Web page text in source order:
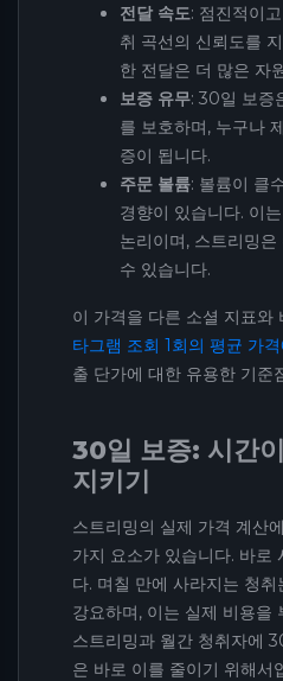
전달 속도: 점진적이
취 곡선의 신뢰도를
한 전달은 더 많은 자
보증 유무: 30일 보증
를 보호하며, 누구나
증이 됩니다.
주문 볼륨: 볼륨이 클
경향이 있습니다. 이
논리이며, 스트리밍
수 있습니다.
이 가격을 다른 소셜 지표와
타그램 조회 1회의 평균 가
출 단가에 대한 유용한 기준
30일 보증: 시간
지키기
스트리밍의 실제 가격 계산
가지 요소가 있습니다. 바로
다. 며칠 만에 사라지는 청
강요하며, 이는 실제 비용
스트리밍과 월간 청취자에
은 바로 이를 줄이기 위해서